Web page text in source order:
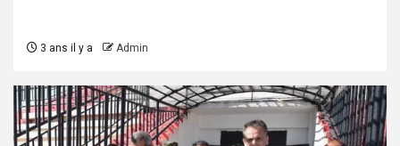
3 ans il y a Admin